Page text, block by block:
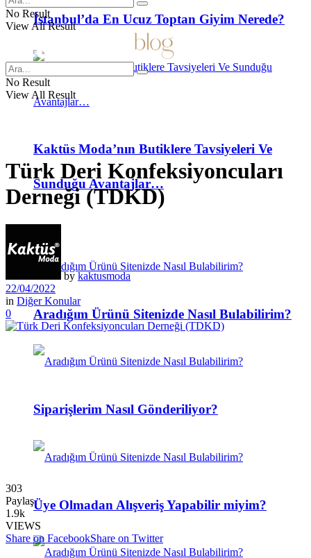
İstanbul’da En Ucuz Toptan Giyim Nerede?
Kaktüs Moda’nın Butiklere Tavsiyeleri Ve
Sunduğu Avantajlar…
Aradığım Ürünü Sitenizde Nasıl Bulabilirim?
Siparişlerim Nasıl Gönderiliyor?
Üye Olmadan Alışveriş Yapabilir miyim?
No Result
View All Result
No Result
View All Result
Türk Deri Konfeksiyoncuları
Derneği (TDKD)
by kaktusmoda
22/04/2022
in Diğer Konular
0
303
Paylaş
1.9k
VIEWS
Share on FacebookShare on Twitter